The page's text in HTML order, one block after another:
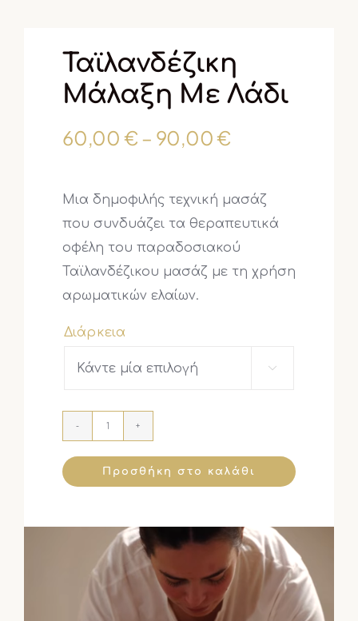
Ταϊλανδέζικη
Μάλαξη Με Λάδι
60,00 € – 90,00€
through
90,00 €
Μια δημοφιλής τεχνική μασάζ
που συνδυάζει τα θεραπευτικά
οφέλη του παραδοσιακού
Ταϊλανδέζικου μασάζ με τη χρήση
αρωματικών ελαίων.
Διάρκεια

Προσθήκη στο καλάθι